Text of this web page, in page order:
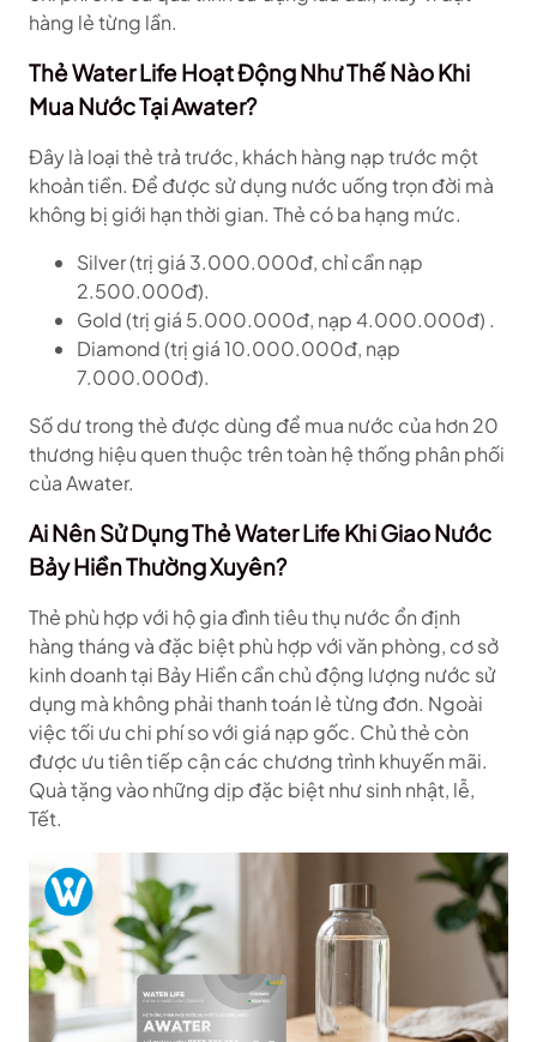
hàng lẻ từng lần.
Thẻ Water Life Hoạt Động Như Thế Nào Khi
Mua Nước Tại Awater?
Đây là loại thẻ trả trước, khách hàng nạp trước một
khoản tiền. Để được sử dụng nước uống trọn đời mà
không bị giới hạn thời gian. Thẻ có ba hạng mức.
Silver (trị giá 3.000.000đ, chỉ cần nạp
2.500.000đ).
Gold (trị giá 5.000.000đ, nạp 4.000.000đ) .
Diamond (trị giá 10.000.000đ, nạp
7.000.000đ).
Số dư trong thẻ được dùng để mua nước của hơn 20
thương hiệu quen thuộc trên toàn hệ thống phân phối
của Awater.
Ai Nên Sử Dụng Thẻ Water Life Khi Giao Nước
Bảy Hiền Thường Xuyên?
Thẻ phù hợp với hộ gia đình tiêu thụ nước ổn định
hàng tháng và đặc biệt phù hợp với văn phòng, cơ sở
kinh doanh tại Bảy Hiền cần chủ động lượng nước sử
dụng mà không phải thanh toán lẻ từng đơn. Ngoài
việc tối ưu chi phí so với giá nạp gốc. Chủ thẻ còn
được ưu tiên tiếp cận các chương trình khuyến mãi.
Quà tặng vào những dịp đặc biệt như sinh nhật, lễ,
Tết.